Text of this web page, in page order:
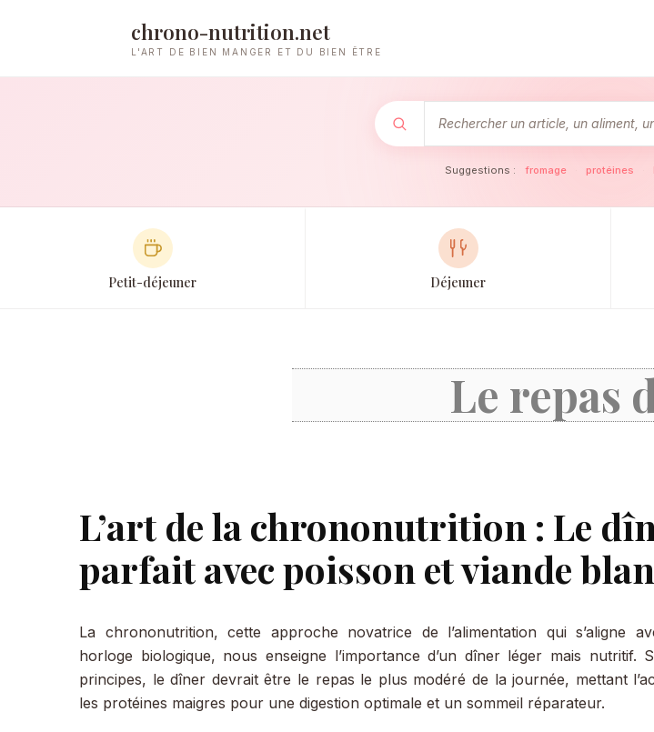
chrono-nutrition.net
L'ART DE BIEN MANGER ET DU BIEN ÊTRE
Suggestions : fromage protéines
Petit-déjeuner Déjeuner
Le repas
L’art de la chrononutrition : Le
parfait avec poisson et viande
La chrononutrition, cette approche novatrice de l’alimentation qui s’aligne
horloge biologique, nous enseigne l’importance d’un dîner léger mais nutritif.
principes, le dîner devrait être le repas le plus modéré de la journée, mettant
les protéines maigres pour une digestion optimale et un sommeil réparateur.